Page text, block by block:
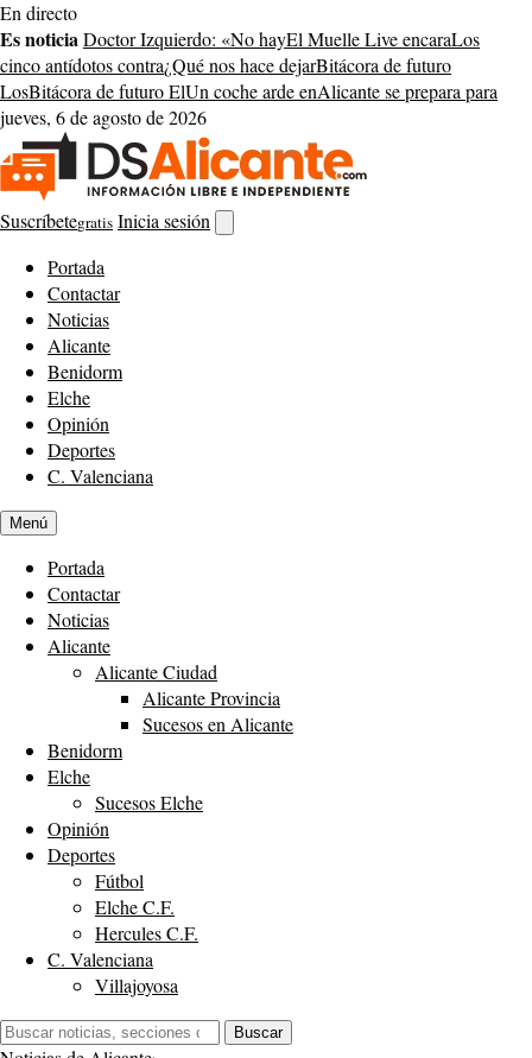
Saltar
al
contenido
En directo
Es noticiaDoctor Izquierdo: «No hayEl Muelle Live encaraLos
cinco antídotos contra¿Qué nos hace dejarBitácora de futuro
LosBitácora de futuro ElUn coche arde enAlicante se prepara para
jueves, 6 de agosto de 2026
Suscríbetegratis Inicia sesión
buscador
Portada
Contactar
Noticias
Alicante
Benidorm
Elche
Opinión
Deportes
C. Valenciana
Menú
Portada
Contactar
Noticias
Alicante
Alicante Ciudad
Alicante Provincia
Sucesos en Alicante
Benidorm
Elche
Sucesos Elche
Opinión
Deportes
Fútbol
Elche C.F.
Hercules C.F.
C. Valenciana
Villajoyosa
Buscar:
Buscar